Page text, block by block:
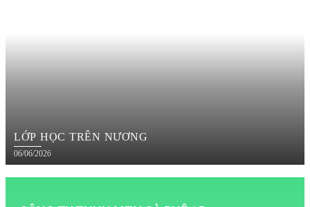
LỚP HỌC TRÊN NƯƠNG
06/06/2026